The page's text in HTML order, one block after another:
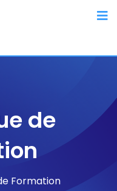
de
Formation